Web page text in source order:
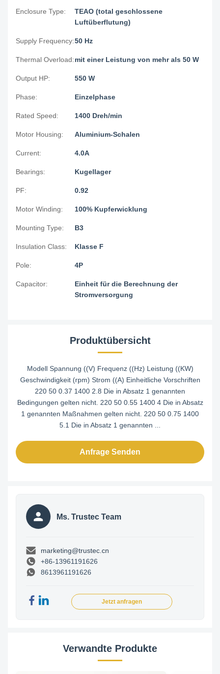
Enclosure Type:
TEAO (total geschlossene
Luftüberflutung)
Supply Frequency:50 Hz
Thermal Overload:mit einer Leistung von mehr als 50 W
Output HP: 550 W
Phase: Einzelphase
Rated Speed: 1400 Dreh/min
Motor Housing: Aluminium-Schalen
Current: 4.0A
Bearings: Kugellager
PF: 0.92
Motor Winding: 100% Kupferwicklung
Mounting Type: B3
Insulation Class: Klasse F
Pole: 4P
Capacitor:
Einheit für die Berechnung der
Stromversorgung
Produktübersicht
Modell Spannung ((V) Frequenz ((Hz) Leistung ((KW)
Geschwindigkeit (rpm) Strom ((A) Einheitliche Vorschriften
220 50 0.37 1400 2.8 Die in Absatz 1 genannten
Bedingungen gelten nicht. 220 50 0.55 1400 4 Die in Absatz
1 genannten Maßnahmen gelten nicht. 220 50 0.75 1400
5.1 Die in Absatz 1 genannten ...
Anfrage Senden
Ms. Trustec Team
marketing@trustec.cn
+86-13961191626
8613961191626
Jetzt anfragen
Verwandte Produkte